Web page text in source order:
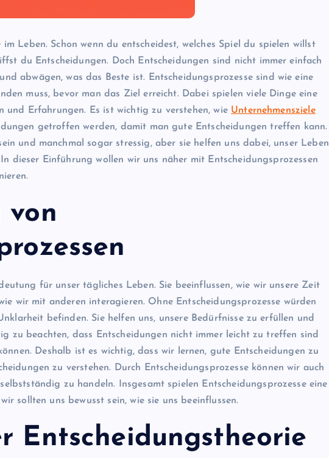
Leben. Schon wenn du entscheidest, welches Spiel du spielen willst
du Entscheidungen. Doch Entscheidungen sind nicht immer einfach
abwägen, was das Beste ist. Entscheidungsprozesse sind wie eine
muss, bevor man das Ziel erreicht. Dabei spielen viele Dinge eine
und Erfahrungen. Es ist wichtig zu verstehen, wie Unternehmensziele
getroffen werden, damit man gute Entscheidungen treffen kann.
und manchmal sogar stressig, aber sie helfen uns dabei, unser Leben
dieser Einführung wollen wir uns näher mit Entscheidungsprozessen
von
für unser tägliches Leben. Sie beeinflussen, wie wir unsere Zeit
wir mit anderen interagieren. Ohne Entscheidungsprozesse würden
befinden. Sie helfen uns, unsere Bedürfnisse zu erfüllen und
zu beachten, dass Entscheidungen nicht immer leicht zu treffen sind
Deshalb ist es wichtig, dass wir lernen, gute Entscheidungen zu
zu verstehen. Durch Entscheidungsprozesse können wir auch
zu handeln. Insgesamt spielen Entscheidungsprozesse eine
sollten uns bewusst sein, wie sie uns beeinflussen.
Entscheidungstheorie